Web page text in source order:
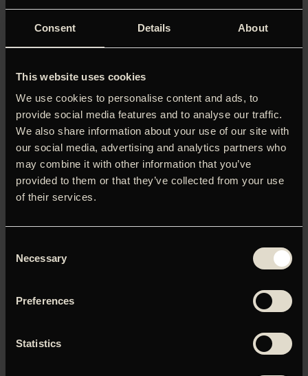
Consent Details About
This website uses cookies
We use cookies to personalise content and ads, to
provide social media features and to analyse our traffic.
We also share information about your use of our site with
our social media, advertising and analytics partners who
may combine it with other information that you’ve
provided to them or that they’ve collected from your use
of their services.
Selection
Necessary
Preferences
Statistics
er et Iran, de færreste har set før.’
Filmmagasinet Ekko (5 stjerner)
Panah Panahis debutfilm ’Hit the Road’ er en uimodståelig
iransk roadmovie, som fik verdenspremiere i Directors’
Fortnight i Cannes. I en bil på landevejen ud af Teheran
møder vi en lille familie: Mor, far, storebror, lillebror (en
storcharmerende uromager) og deres syge hund.
Stemningen i køretøjet er præget af både leg og alvor – og
hen ad vejen åbenbarer turens mål og mening sig da også.
(Taxi Teheran, 3 kvinder), og selv om æblet ikke falder
langt fra stammen, taler Panah allerede med sin helt egen,
tydelige stemme.
Du skal tillade marketing-cookies for at kunne se denne